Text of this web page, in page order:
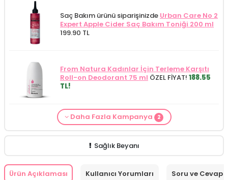
Saç Bakım ürünü siparişinizde Urban Care No 2
Expert Apple Cider Saç Bakım Toniği 200 ml
199.90 TL
From Natura Kadınlar İçin Terleme Karşıtı
Roll-on Deodorant 75 ml ÖZEL FİYAT! 188.55
TL!
Saç Bakım Kategorisine Özel Fiyat
Kişisel Bakım Kategorisine Özel Fiyat
Daha Fazla Kampanya 2
Sağlık Beyanı
Ürün Açıklaması Kullanıcı Yorumları Soru ve Cevap